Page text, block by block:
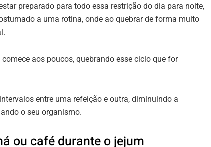
preparado para todo essa restrição do dia para noite,
a uma rotina, onde ao quebrar de forma muito
aos poucos, quebrando esse ciclo que for
entre uma refeição e outra, diminuindo a
o seu organismo.
ou café durante o jejum